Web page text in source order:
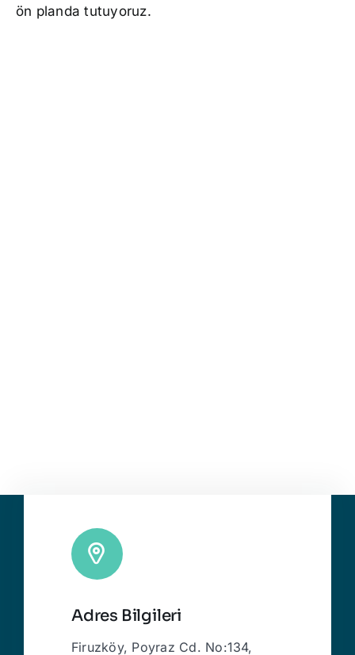
ön planda tutuyoruz.
Adres Bilgileri
Firuzköy, Poyraz Cd. No:134,